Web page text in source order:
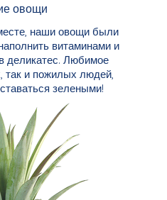
овощи
наши овощи были
витаминами и
деликатес. Любимое
и пожилых людей,
зелеными!